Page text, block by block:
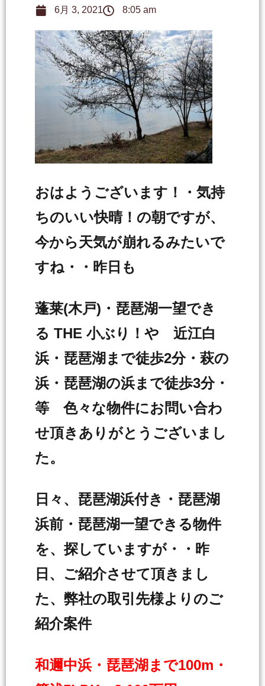
6月 3, 2021 8:05 am
おはようございます！・気持
ちのいい快晴！の朝ですが、
今から天気が崩れるみたいで
すね・・昨日も
蓬莱(木戸)・琵琶湖一望でき
る THE 小ぶり！や 近江白
浜・琵琶湖まで徒歩2分・萩の
浜・琵琶湖の浜まで徒歩3分・
等 色々な物件にお問い合わ
せ頂きありがとうございまし
た。
日々、琵琶湖浜付き・琵琶湖
浜前・琵琶湖一望できる物件
を、探していますが・・昨
日、ご紹介させて頂きまし
た、弊社の取引先様よりのご
紹介案件
和邇中浜・琵琶湖まで100m・